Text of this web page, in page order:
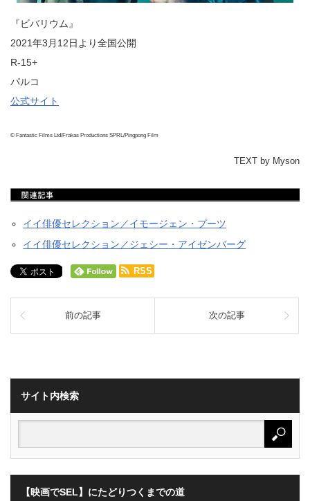
『ビバリウム』
2021年3月12日より全国公開
R-15+
パルコ
公式サイト
© Fantastic Films Ltd/Frakas Productions SPRL/Pingpong Film
TEXT by Myson
イイ俳優セレクション／イモージェン・プーツ
イイ俳優セレクション／ジェシー・アイゼンバーグ
RSS
前の記事 次の記事
サイト内検索
【映画でSEL】にたどりつくまでの道